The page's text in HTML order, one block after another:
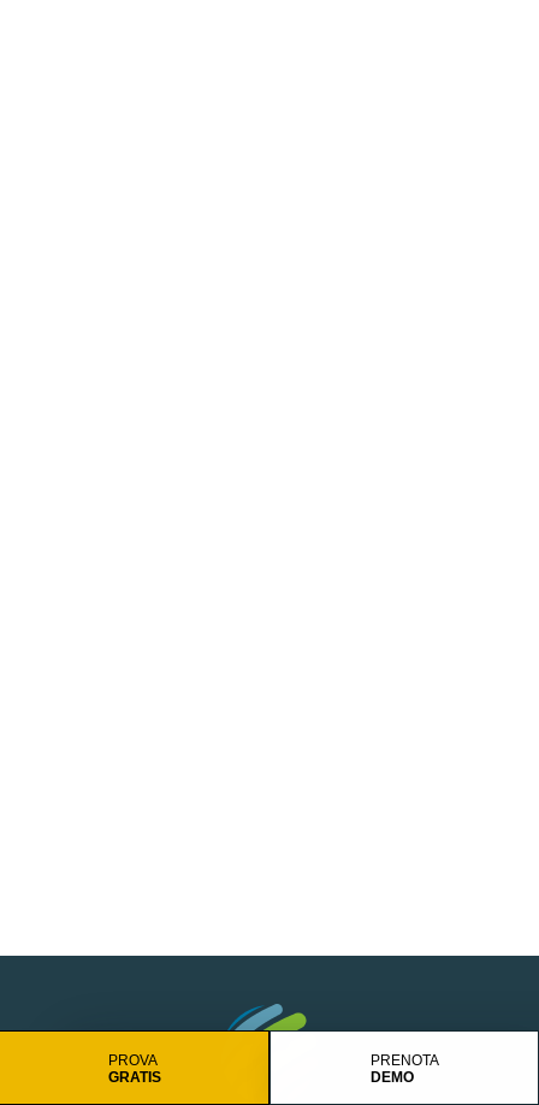
PROVA
GRATIS
PRENOTA
DEMO